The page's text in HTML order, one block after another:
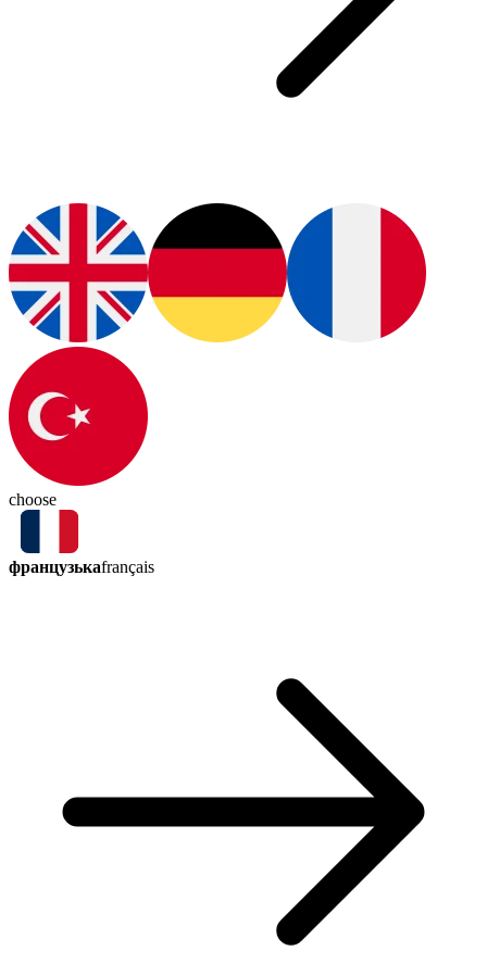
choose
французькаfrançais